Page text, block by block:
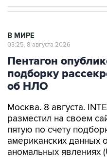
Пентагон
подборку
об НЛО
Москва. 8 августа.
пятую по счету
американских данных
аномальных явлениях
"Министерство войны